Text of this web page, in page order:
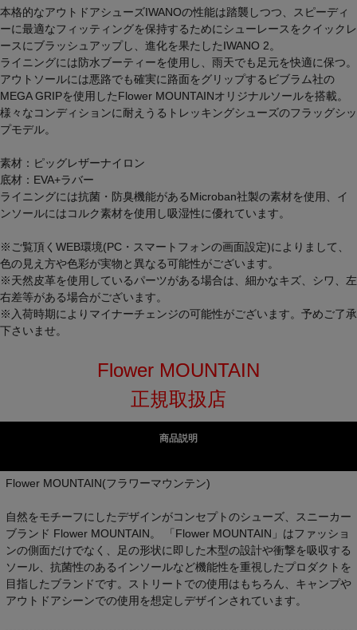
本格的なアウトドアシューズIWANOの性能は踏襲しつつ、スピーディ
ーに最適なフィッティングを保持するためにシューレースをクイックレ
ースにブラッシュアップし、進化を果たしたIWANO 2。
ライニングには防水ブーティーを使用し、雨天でも足元を快適に保つ。
アウトソールには悪路でも確実に路面をグリップするビブラム社の
MEGA GRIPを使用したFlower MOUNTAINオリジナルソールを搭載。
様々なコンディションに耐えうるトレッキングシューズのフラッグシッ
プモデル。
素材：ピッグレザーナイロン
底材：EVA+ラバー
ライニングには抗菌・防臭機能があるMicroban社製の素材を使用、イ
ンソールにはコルク素材を使用し吸湿性に優れています。
※ご覧頂くWEB環境(PC・スマートフォンの画面設定)によりまして、
色の見え方や色彩が実物と異なる可能性がございます。
※天然皮革を使用しているパーツがある場合は、細かなキズ、シワ、左
右差等がある場合がございます。
※入荷時期によりマイナーチェンジの可能性がございます。予めご了承
下さいませ。
Flower MOUNTAIN
正規取扱店
商品説明
Flower MOUNTAIN(フラワーマウンテン)
自然をモチーフにしたデザインがコンセプトのシューズ、スニーカー
ブランド Flower MOUNTAIN。 「Flower MOUNTAIN」はファッショ
ンの側面だけでなく、足の形状に即した木型の設計や衝撃を吸収する
ソール、抗菌性のあるインソールなど機能性を重視したプロダクトを
目指したブランドです。ストリートでの使用はもちろん、キャンプや
アウトドアシーンでの使用を想定しデザインされています。